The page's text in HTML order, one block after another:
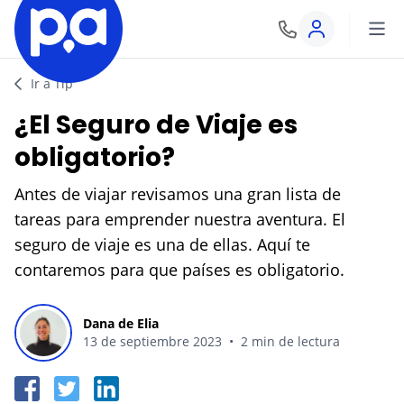
Seguros
VEHÍCULOS
Seguro Todo Riesgo
SOAT
Seguro Obligatorio de Accidentes de Tránsito
Seguro para Motos
VIAJES
Seguro de Viaje
Productos financieros
CRÉDITOS
Crédito Hipotecario
Crédito de Vehículo
Credito de Consumo
TARJETAS
Blog
CATEGORÍAS
Viajes
Finanzas
IR AL CENTRO DE AYUDA
Ir a Tip
¿El Seguro de Viaje es
obligatorio?
Antes de viajar revisamos una gran lista de
tareas para emprender nuestra aventura. El
seguro de viaje es una de ellas. Aquí te
contaremos para que países es obligatorio.
Dana de Elia
13 de septiembre 2023 • 2 min de lectura